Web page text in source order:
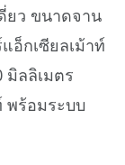
ยว ขนาดจาน
อ็กเซียลเม้าท์
มิลลิเมตร
พร้อมระบบ